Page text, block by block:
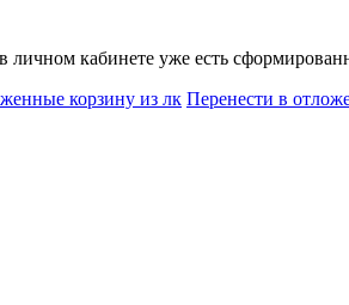
кабинете уже есть
корзину из лк Перенести в